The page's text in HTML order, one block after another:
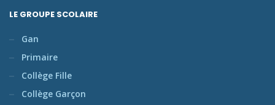
LE GROUPE SCOLAIRE
Gan
Primaire
Collège Fille
Collège Garçon